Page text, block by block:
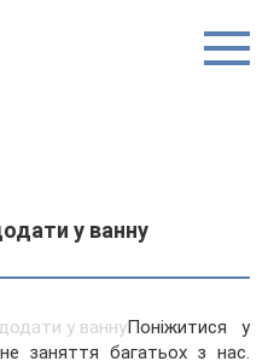
у ванну
Поніжитися у
заняття багатьох з нас.